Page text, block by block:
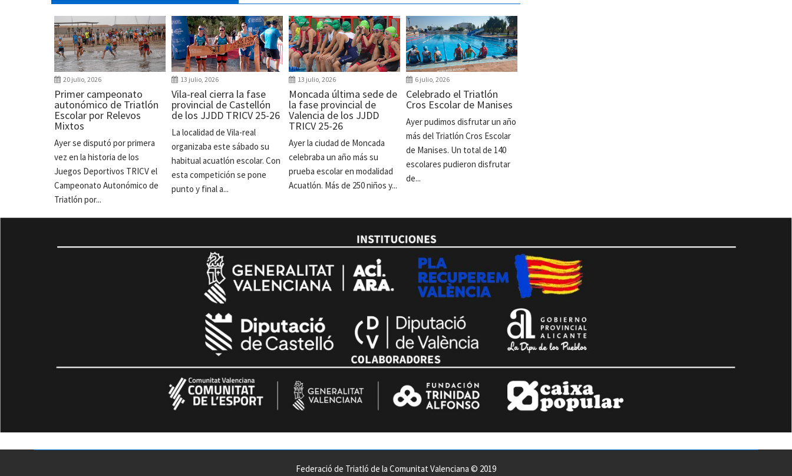
20 julio, 2026
Primer campeonato
autonómico de Triatlón
Escolar por Relevos
Mixtos
Ayer se disputó por primera
vez en la historia de los
Juegos Deportivos TRICV el
Campeonato Autonómico de
Triatlón por...
13 julio, 2026
Vila-real cierra la fase
provincial de Castellón
de los JJDD TRICV 25-26
La localidad de Vila-real
organizaba este sábado su
habitual acuatlón escolar. Con
esta competición se pone
punto y final a...
13 julio, 2026
Moncada última sede de
la fase provincial de
Valencia de los JJDD
TRICV 25-26
Ayer la ciudad de Moncada
celebraba un año más su
prueba escolar en modalidad
Acuatlón. Más de 250 niños y...
6 julio, 2026
Celebrado el Triatlón
Cros Escolar de Manises
Ayer pudimos disfrutar un año
más del Triatlón Cros Escolar
de Manises. Un total de 140
escolares pudieron disfrutar
de...
Federació de Triatló de la Comunitat Valenciana © 2019